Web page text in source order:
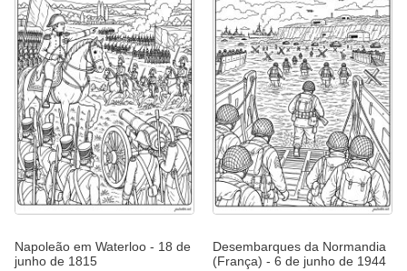
Napoleão em Waterloo - 18 de
junho de 1815
Desembarques da Normandia
(França) - 6 de junho de 1944